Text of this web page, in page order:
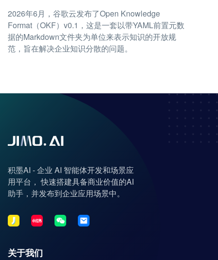
2026年6月，谷歌云发布了Open Knowledge
Format（OKF）v0.1，这是一套以带YAML前置元数
据的Markdown文件夹为单位来表示知识的开放规
范，旨在解决企业知识分散的问题。
积墨AI - 企业 AI 智能体开发和场景应
用平台， 快速搭建具备商业价值的AI
助手，并发布到企业应用场景中。
关于我们